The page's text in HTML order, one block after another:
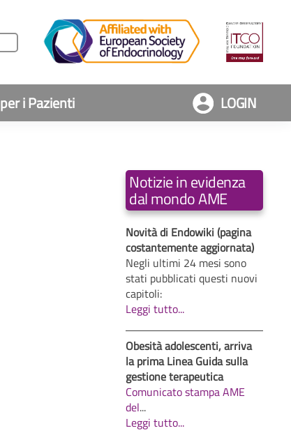
per i Pazienti LOGIN
Notizie in evidenza
dal mondo AME
Novità di Endowiki (pagina
costantemente aggiornata)
Negli ultimi 24 mesi sono
stati pubblicati questi nuovi
capitoli:
Leggi tutto...
Obesità adolescenti, arriva
la prima Linea Guida sulla
gestione terapeutica
Comunicato stampa AME
del...
Leggi tutto...